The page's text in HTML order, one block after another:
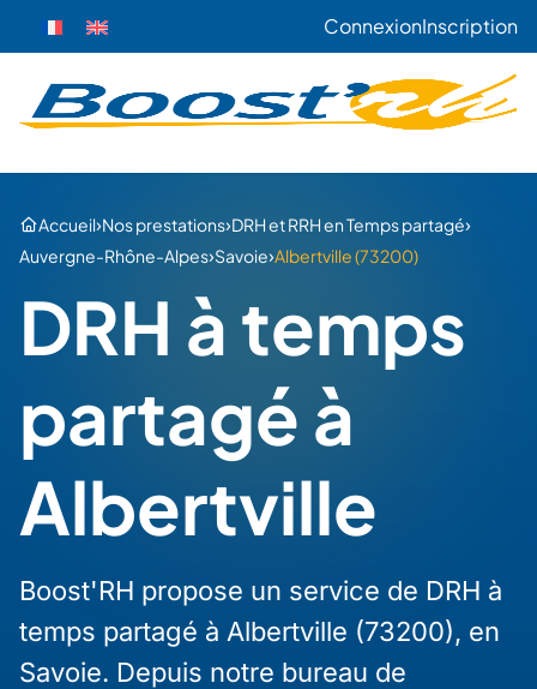
ConnexionInscription
Accueil›Nos prestations›DRH et RRH en Temps partagé›
Auvergne-Rhône-Alpes›Savoie›Albertville (73200)
DRH à temps
partagé à
Albertville
Boost'RH propose un service de DRH à
temps partagé à Albertville (73200), en
Savoie. Depuis notre bureau de